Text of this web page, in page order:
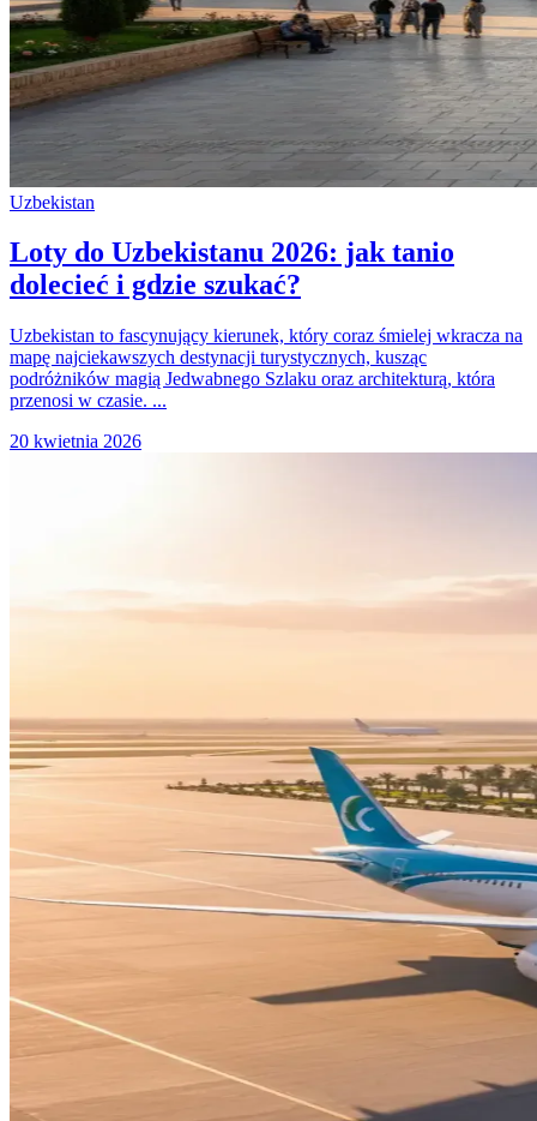
Uzbekistan
Loty do Uzbekistanu 2026: jak tanio
dolecieć i gdzie szukać?
Uzbekistan to fascynujący kierunek, który coraz śmielej wkracza na
mapę najciekawszych destynacji turystycznych, kusząc
podróżników magią Jedwabnego Szlaku oraz architekturą, która
przenosi w czasie. ...
20 kwietnia 2026